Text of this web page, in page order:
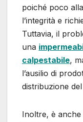
poiché poco
l’integrità e
Tuttavia, il
una
calpestabile,
l’ausilio di
distribuzione
Inoltre, è